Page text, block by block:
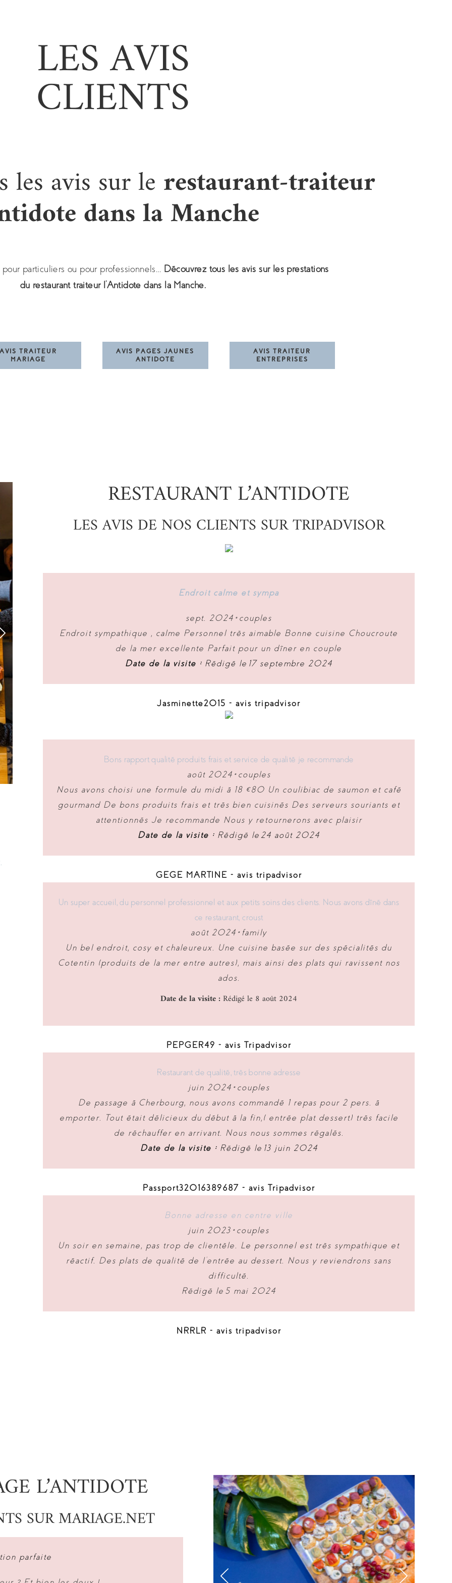
LES AVIS
CLIENTS
les avis sur lerestaurant-traiteur
dans la Manche
particuliers ou pour professionnels… Découvrez tous les avis sur les prestations
du restaurant traiteur l’Antidote dans la Manche.
AVIS TRAITEUR
MARIAGE
AVIS PAGES JAUNES
ANTIDOTE
AVIS TRAITEUR
ENTREPRISES
RESTAURANT L’ANTIDOTE
LES AVIS DE NOS CLIENTS SUR TRIPADVISOR
Endroit calme et sympa
sept. 2024 • couples
Endroit sympathique , calme Personnel très aimable Bonne cuisine Choucroute
de la mer excellente Parfait pour un dîner en couple
Date de la visite : Rédigé le 17 septembre 2024
Jasminette2015 - avis tripadvisor
Bons rapport qualité produits frais et service de qualité je recommande
août 2024 • couples
Nous avons choisi une formule du midi à 18 €80 Un coulibiac de saumon et café
gourmand De bons produits frais et très bien cuisinés Des serveurs souriants et
attentionnés Je recommande Nous y retournerons avec plaisir
Date de la visite : Rédigé le 24 août 2024
GEGE MARTINE - avis tripadvisor
Un super accueil, du personnel professionnel et aux petits soins des clients. Nous avons dîné dans
ce restaurant, croust
août 2024 • family
Un bel endroit, cosy et chaleureux. Une cuisine basée sur des spécialités du
Cotentin (produits de la mer entre autres), mais ainsi des plats qui ravissent nos
ados.
Date de la visite :Rédigé le 8 août 2024
PEPGER49 - avis Tripadvisor
Restaurant de qualité, très bonne adresse
juin 2024 • couples
De passage à Cherbourg, nous avons commandé 1 repas pour 2 pers. à
emporter. Tout était délicieux du début à la fin,( entrée plat dessert) très facile
de réchauffer en arrivant. Nous nous sommes régalés.
Date de la visite :Rédigé le 13 juin 2024
Passport32016389687 - avis Tripadvisor
Bonne adresse en centre ville
juin 2023 • couples
Un soir en semaine, pas trop de clientèle. Le personnel est très sympathique et
réactif. Des plats de qualité de l’entrée au dessert. Nous y reviendrons sans
difficulté.
Rédigé le 5 mai 2024
NRRLR - avis tripadvisor
L’ANTIDOTE
SUR MARIAGE.NET
parfaite